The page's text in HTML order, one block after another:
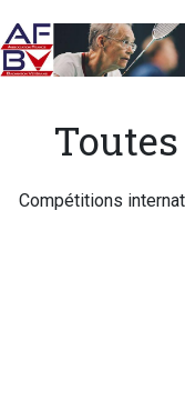
au
contenu
Compétitions